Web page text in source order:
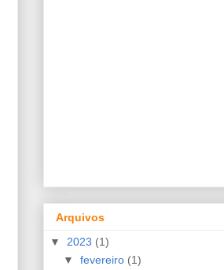
Arquivos
▼ 2023 (1)
▼ fevereiro (1)